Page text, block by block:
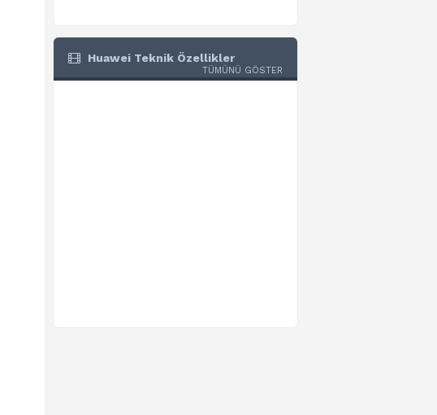
Huawei Teknik Özellikler
TÜMÜNÜ GÖSTER